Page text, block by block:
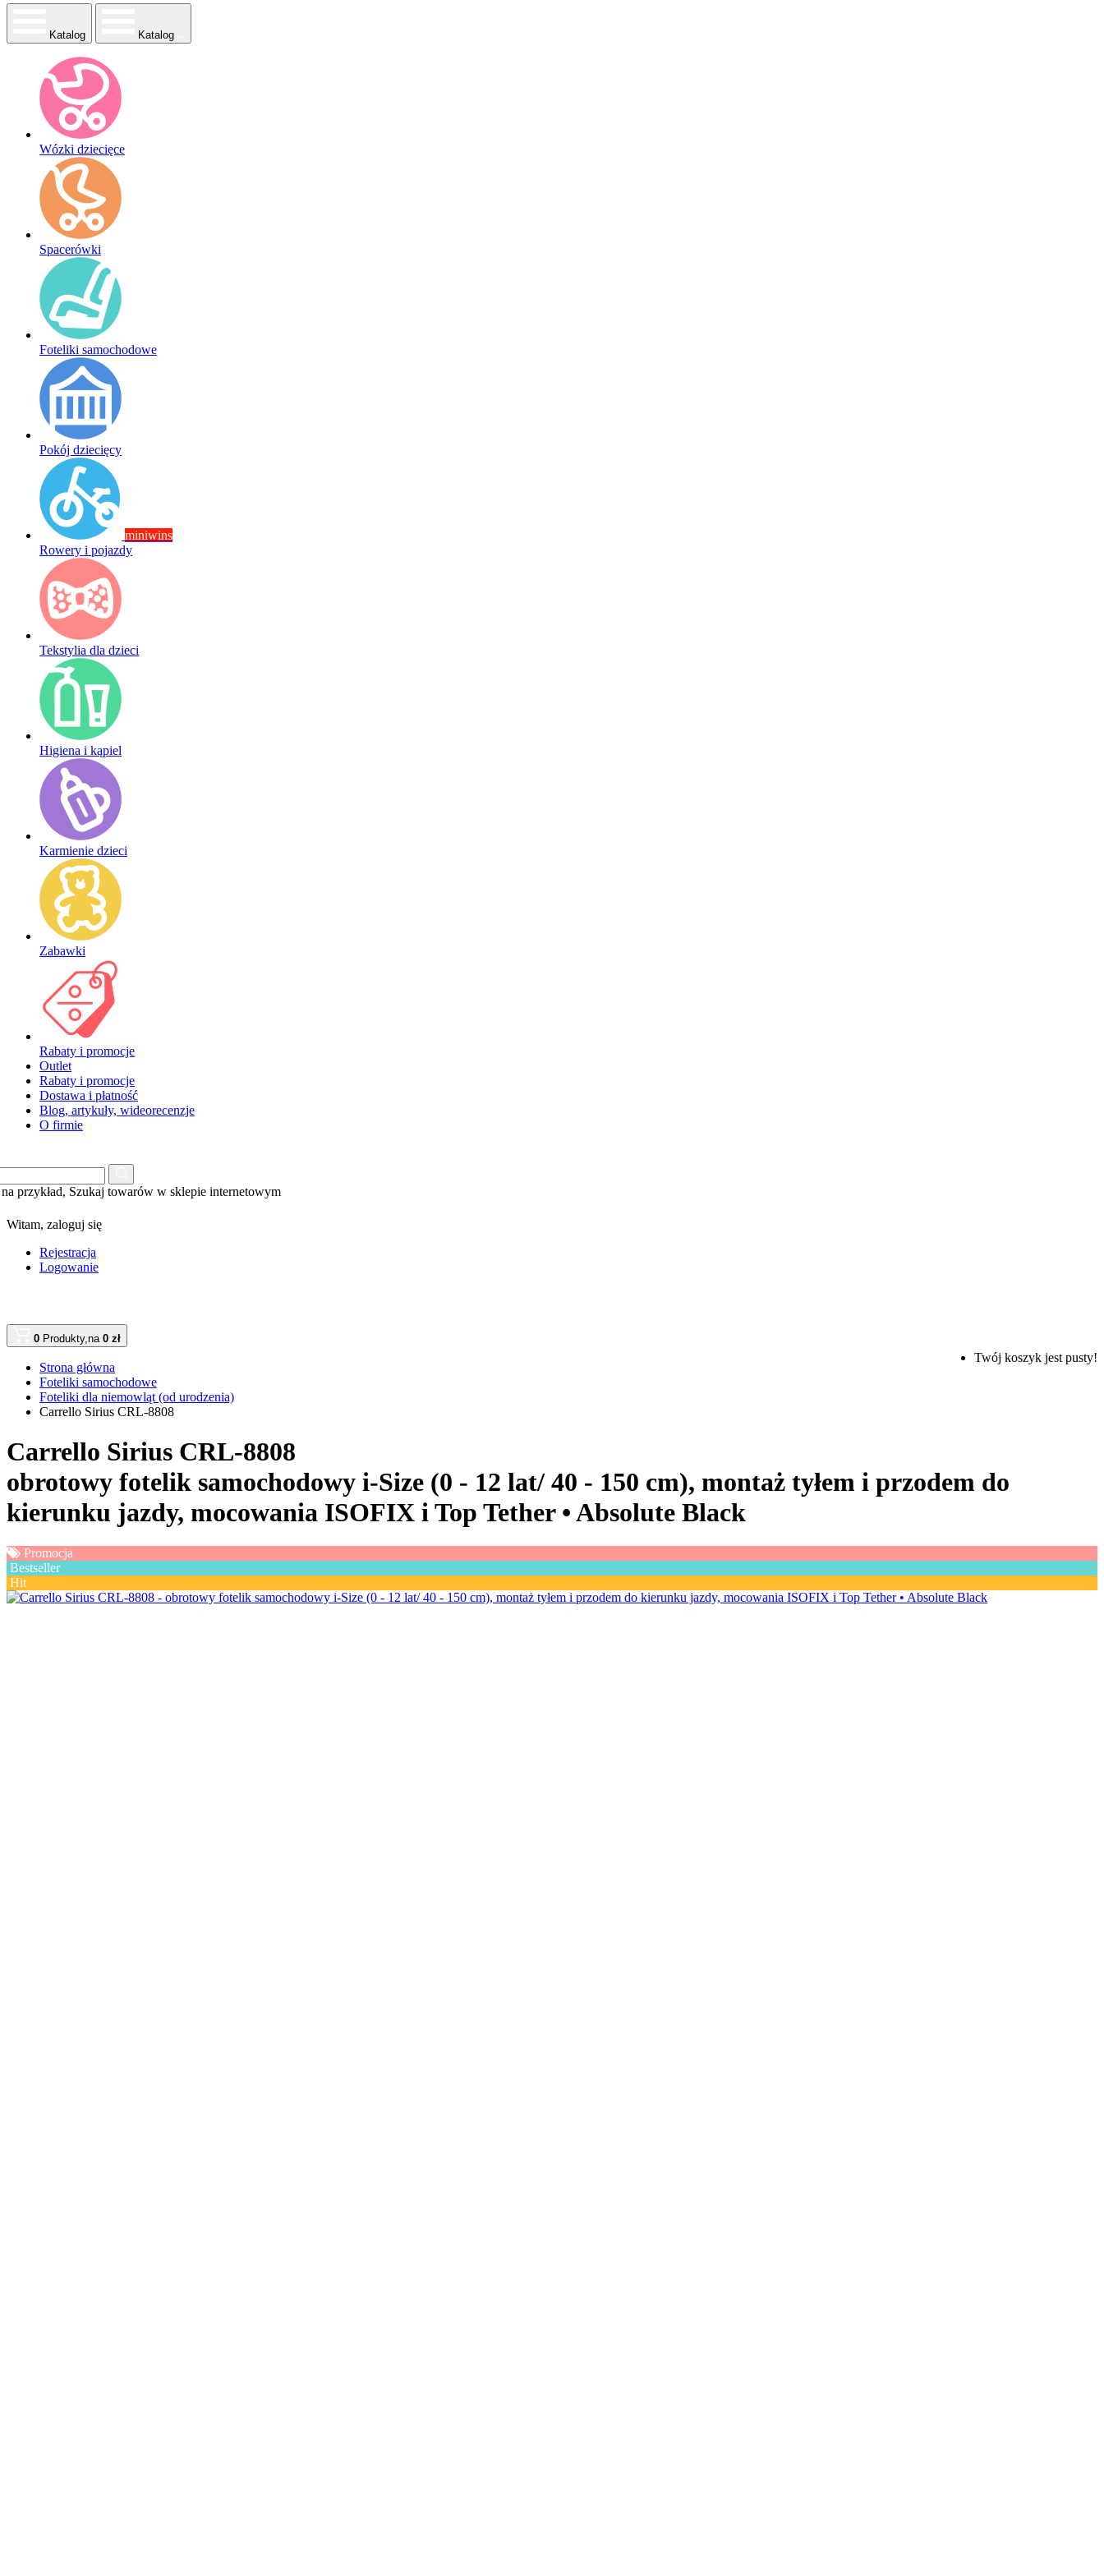
Katalog Katalog
Wózki dziecięce
Spacerówki
Foteliki samochodowe
Pokój dziecięcy
miniwins
Rowery i pojazdy
Tekstylia dla dzieci
Higiena i kąpiel
Karmienie dzieci
Zabawki
Rabaty i promocje
Outlet
Rabaty i promocje
Dostawa i płatność
Blog, artykuły, wideorecenzje
O firmie
przykład, Szukaj towarów w sklepie internetowym
Witam, zaloguj się
Rejestracja
Logowanie
0 Produkty,na 0 zł
Twój koszyk jest pusty!
Strona główna
Foteliki samochodowe
Foteliki dla niemowląt (od urodzenia)
Carrello Sirius CRL-8808
Carrello Sirius CRL-8808
obrotowy fotelik samochodowy i-Size (0 - 12 lat/ 40 - 150 cm), montaż tyłem i przodem do
kierunku jazdy, mocowania ISOFIX i Top Tether •Absolute Black
Promocja
Bestseller
Hit